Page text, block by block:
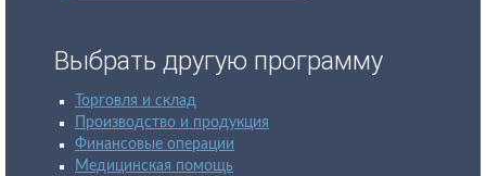
Выбрать другую программу
Торговля и склад
Производство и продукция
Финансовые операции
Медицинская помощь